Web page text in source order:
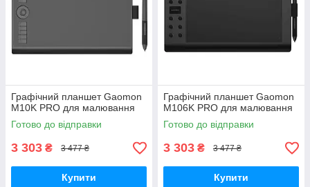
Графічний планшет Gaomon
M10K PRO для малювання
Готово до відправки
3 303 ₴ 3 477 ₴
Купити
Графічний планшет Gaomon
M106K PRO для малювання
Готово до відправки
3 303 ₴ 3 477 ₴
Купити